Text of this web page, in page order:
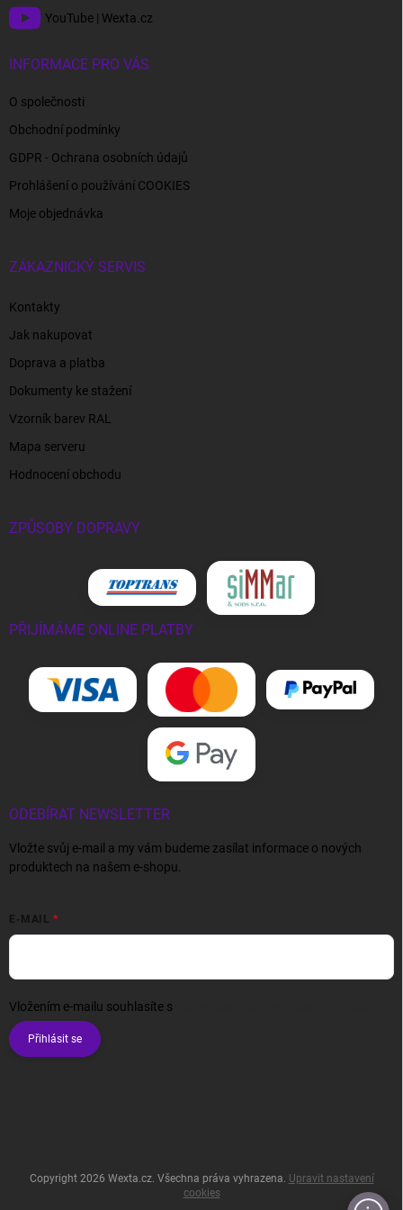
YouTube | Wexta.cz
INFORMACE PRO VÁS
O společnosti
Obchodní podmínky
GDPR - Ochrana osobních údajů
Prohlášení o používání COOKIES
Moje objednávka
ZÁKAZNICKÝ SERVIS
Kontakty
Jak nakupovat
Doprava a platba
Dokumenty ke stažení
Vzorník barev RAL
Mapa serveru
Hodnocení obchodu
ZPŮSOBY DOPRAVY
PŘIJÍMÁME ONLINE PLATBY
ODEBÍRAT NEWSLETTER
Vložte svůj e-mail a my vám budeme zasílat informace o nových
produktech na našem e-shopu.
E-MAIL
Vložením e-mailu souhlasíte s
Přihlásit se
Copyright 2026 Wexta.cz. Všechna práva vyhrazena. Upravit nastavení
cookies